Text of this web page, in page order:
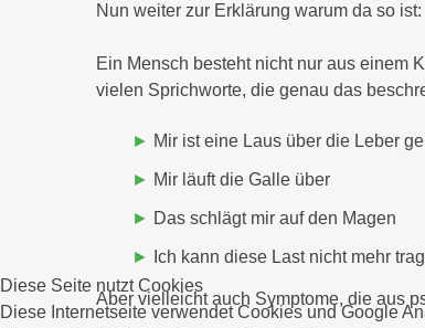
Nun weiter zur Erklärung warum da so ist:
Ein Mensch besteht nicht nur aus einem
vielen Sprichworte, die genau das
Mir ist eine Laus über die Leber
Mir läuft die Galle über
Das schlägt mir auf den Magen
Ich kann diese Last nicht mehr
Aber vielleicht auch Symptome, die aus
Diese Seite nutzt Cookies
Diese Internetseite verwendet Cookies und Google